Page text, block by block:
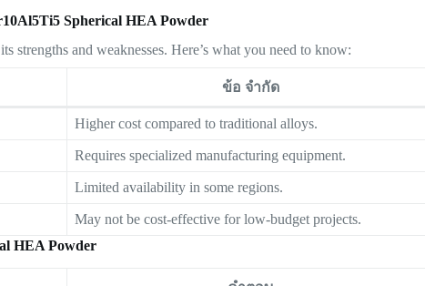
Spherical HEA Powder
strengths and weaknesses. Here’s what you need to know:
ข้อ จำกัด
Higher cost compared to traditional alloys.
Requires specialized manufacturing equipment.
Limited availability in some regions.
May not be cost-effective for low-budget projects.
HEA Powder